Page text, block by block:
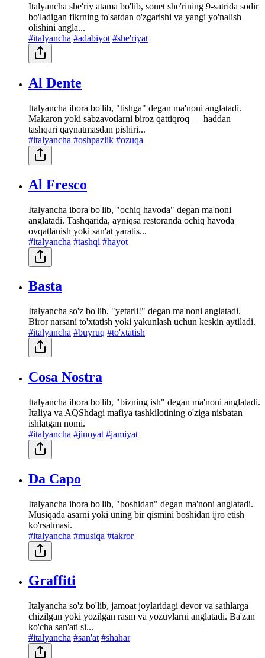
Italyancha she'riy atama bo'lib, sonet she'rining 9-satrida sodir
bo'ladigan fikrning to'satdan o'zgarishi va yangi yo'nalish
olishini angla...
#italyancha #adabiyot #she'riyat
Al Dente
Italyancha ibora bo'lib, "tishga" degan ma'noni anglatadi.
Makaron yoki sabzavotlarni biroz qattiqroq — haddan
tashqari qaynatmasdan pishiri...
#italyancha #oshpazlik #ozuqa
Al Fresco
Italyancha ibora bo'lib, "ochiq havoda" degan ma'noni
anglatadi. Tashqarida, ayniqsa restoranda ochiq havoda
ovqatlanish yoki san'at yaratis...
#italyancha #tashqi #hayot
Basta
Italyancha so'z bo'lib, "yetarli!" degan ma'noni anglatadi.
Biror narsani to'xtatish yoki yakunlash uchun keskin aytiladi.
#italyancha #buyruq #to'xtatish
Cosa Nostra
Italyancha ibora bo'lib, "bizning ish" degan ma'noni anglatadi.
Italiya va AQShdagi mafiya tashkilotining o'ziga nisbatan
ishlatgan nomi.
#italyancha #jinoyat #jamiyat
Da Capo
Italyancha ibora bo'lib, "boshidan" degan ma'noni anglatadi.
Musiqada asarni yoki uning bir qismini boshidan ijro etish
ko'rsatmasi.
#italyancha #musiqa #takror
Graffiti
Italyancha so'z bo'lib, jamoat joylaridagi devor va sathlarga
chizilgan yoki yozilgan rasm va yozuvlarni anglatadi. Ba'zan
ko'cha san'ati si...
#italyancha #san'at #shahar